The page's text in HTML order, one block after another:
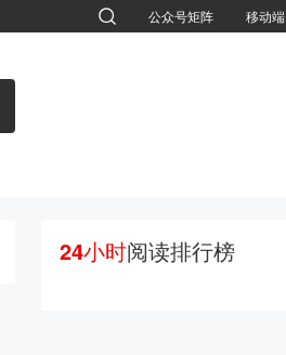
公众号矩阵 移动端
24小时阅读排行榜